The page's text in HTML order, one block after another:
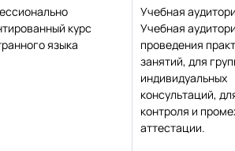
курс
языка
Учебная
Учебная
проведения
занятий, для
индивидуальных
консультаций,
контроля и
аттестации.